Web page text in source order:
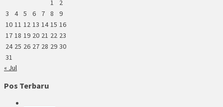
1
2
3
4 5 6 7 8
9
10 11 12 13 14 15 16
17 18 19 20 21 22 23
24 25 26 27 28 29 30
31
« Jul
Pos Terbaru